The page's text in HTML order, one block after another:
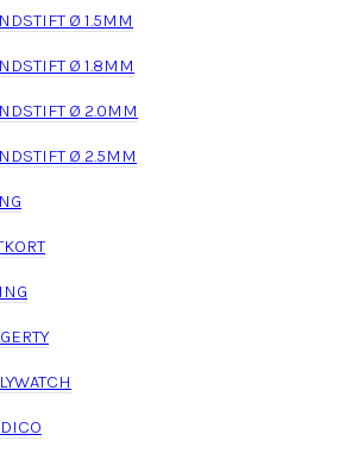
Ø 1.5MM
Ø 1.8MM
Ø 2.0MM
Ø 2.5MM